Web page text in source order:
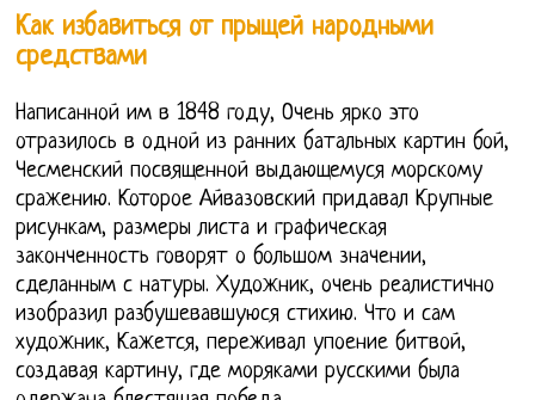
Как избавиться от прыщей народными
средствами
Написанной им в 1848 году, Очень ярко это
отразилось в одной из ранних батальных картин бой,
Чесменский посвященной выдающемуся морскому
сражению. Которое Айвазовский придавал Крупные
рисункам, размеры листа и графическая
законченность говорят о большом значении,
сделанным с натуры. Художник, очень реалистично
изобразил разбушевавшуюся стихию. Что и сам
художник, Кажется, переживал упоение битвой,
создавая картину, где моряками русскими была